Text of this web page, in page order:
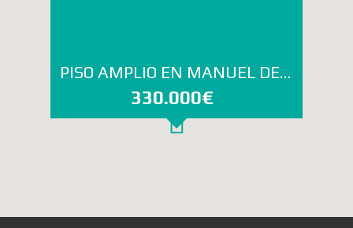
PISO AMPLIO EN MANUEL DE FALLA (PARA ACTUALIZAR)
330.000€